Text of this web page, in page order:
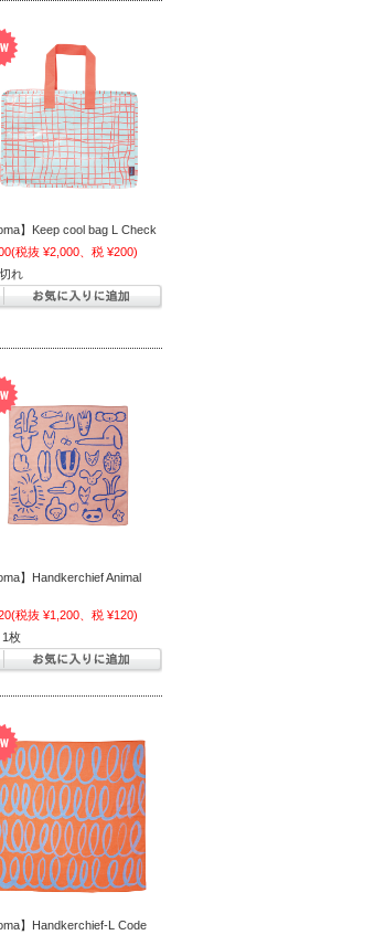
】Keep cool bag L Check
(税抜 ¥2,000、税 ¥200)
れ
】Handkerchief Animal
(税抜 ¥1,200、税 ¥120)
1枚
】Handkerchief-L Code